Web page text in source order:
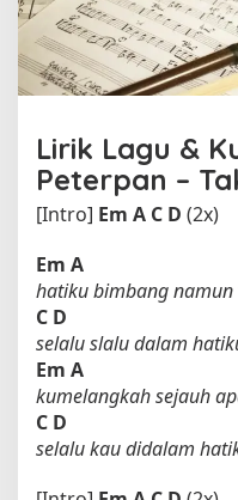
l
e
h
P
e
r
a
Lirik Lagu &
Peterpan –
[Intro] Em A C D (2x)
Em A
hatiku bimbang
C D
selalu slalu dalam
Em A
kumelangkah sejauh
C D
selalu kau didalam